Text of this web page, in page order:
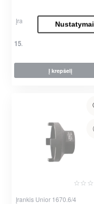
Nustatymai
Įrankis Unior 1682/4 šakėms
15.00€
Į krepšelį
Įrankis Unior 1670.6/4